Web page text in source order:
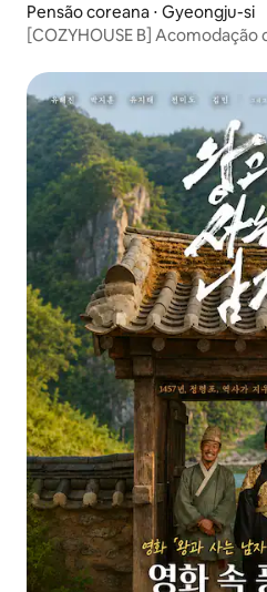
Pensão coreana ⋅ Gyeongju-si
[COZYHOUSE B] Acomodação